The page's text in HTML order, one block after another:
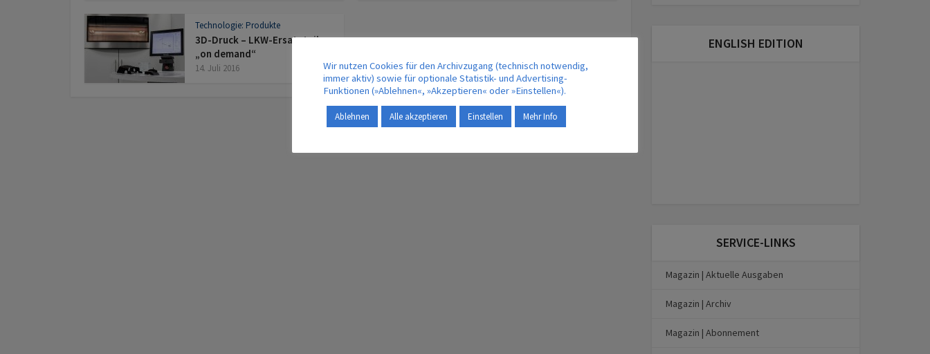
Technologie: Produkte
3D-Druck – LKW-Ersatzteile
„on demand“
14. Juli 2016
ENGLISH EDITION
SERVICE-LINKS
Magazin | Aktuelle Ausgaben
Magazin | Archiv
Magazin | Abonnement
Wir nutzen Cookies für den Archivzugang (technisch notwendig,
immer aktiv) sowie für optionale Statistik- und Advertising-
Funktionen (»Ablehnen«, »Akzeptieren« oder »Einstellen«).
Ablehnen Alle akzeptieren Einstellen Mehr Info